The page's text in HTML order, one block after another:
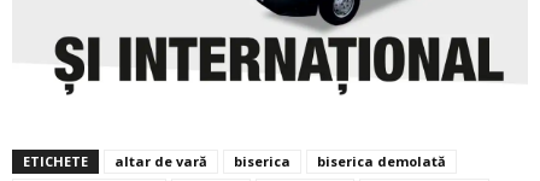
ETICHETE altar de vară biserica
biserica demolată